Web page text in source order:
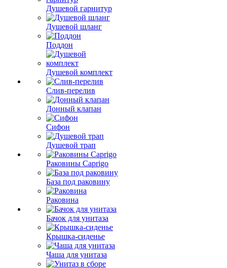
Душевой гарнитур
Душевой шланг
Поддон
Душевой комплект
Слив-перелив
Донный клапан
Сифон
Душевой трап
Раковины Caprigo
База под раковину
Раковина
Бачок для унитаза
Крышка-сиденье
Чаша для унитаза